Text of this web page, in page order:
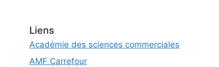
Liens
Académie des sciences commerciales
AMF Carrefour